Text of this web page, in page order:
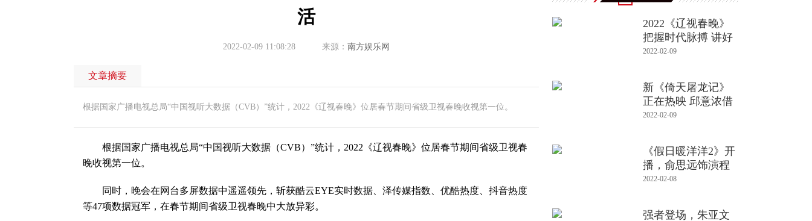
活
2022-02-09 11:08:28 来源： 南方娱乐网
文章摘要
根据国家广播电视总局“中国视听大数据（CVB）”统计，2022《辽视春晚》位居春节期间省级卫视春晚收视第一位。
根据国家广播电视总局“中国视听大数据（CVB）”统计，2022《辽视春晚》位居春节期间省级卫视春
晚收视第一位。
同时，晚会在网台多屏数据中遥遥领先，斩获酷云EYE实时数据、泽传媒指数、优酷热度、抖音热度
等47项数据冠军，在春节期间省级卫视春晚中大放异彩。
2022《辽视春晚》
把握时代脉搏 讲好
辽宁故
2022-02-09
新《倚天屠龙记》
正在热映 邱意浓借
周芷若
2022-02-09
《假日暖洋洋2》开
播，俞思远饰演程
潇闺蜜“
2022-02-08
强者登场，朱亚文